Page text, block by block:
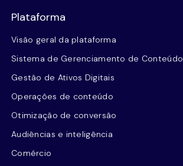
Plataforma
Visão geral da plataforma
Sistema de Gerenciamento de Conteúdo
Gestão de Ativos Digitais
Operações de conteúdo
Otimização de conversão
Audiências e inteligência
Comércio